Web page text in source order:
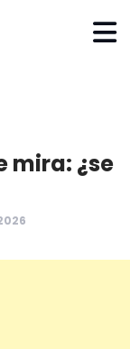
mira: ¿se